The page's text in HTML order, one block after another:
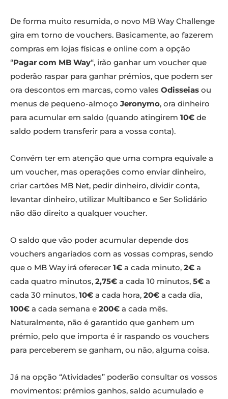
De forma muito resumida, o novo MB Way Challenge
gira em torno de vouchers. Basicamente, ao fazerem
compras em lojas físicas e online com a opção
“Pagar com MB Way“, irão ganhar um voucher que
poderão raspar para ganhar prémios, que podem ser
ora descontos em marcas, como vales Odisseias ou
menus de pequeno-almoço Jeronymo, ora dinheiro
para acumular em saldo (quando atingirem 10€ de
saldo podem transferir para a vossa conta).
Convém ter em atenção que uma compra equivale a
um voucher, mas operações como enviar dinheiro,
criar cartões MB Net, pedir dinheiro, dividir conta,
levantar dinheiro, utilizar Multibanco e Ser Solidário
não dão direito a qualquer voucher.
O saldo que vão poder acumular depende dos
vouchers angariados com as vossas compras, sendo
que o MB Way irá oferecer 1€ a cada minuto, 2€ a
cada quatro minutos, 2,75€ a cada 10 minutos, 5€ a
cada 30 minutos, 10€ a cada hora, 20€ a cada dia,
100€ a cada semana e 200€ a cada mês.
Naturalmente, não é garantido que ganhem um
prémio, pelo que importa é ir raspando os vouchers
para perceberem se ganham, ou não, alguma coisa.
Já na opção “Atividades” poderão consultar os vossos
movimentos: prémios ganhos, saldo acumulado e